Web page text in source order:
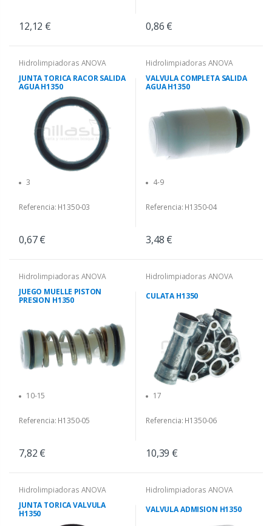
12,12 € 0,86 €
Hidrolimpiadoras ANOVA
JUNTA TORICA RACOR SALIDA
AGUA H1350
3
Referencia: H1350-03
0,67 €
Hidrolimpiadoras ANOVA
VALVULA COMPLETA SALIDA
AGUA H1350
4-9
Referencia: H1350-04
3,48 €
Hidrolimpiadoras ANOVA
JUEGO MUELLE PISTON
PRESION H1350
10-15
Referencia: H1350-05
7,82 €
Hidrolimpiadoras ANOVA
CULATA H1350
17
Referencia: H1350-06
10,39 €
Hidrolimpiadoras ANOVA
JUNTA TORICA VALVULA
H1350
Hidrolimpiadoras ANOVA
VALVULA ADMISION H1350